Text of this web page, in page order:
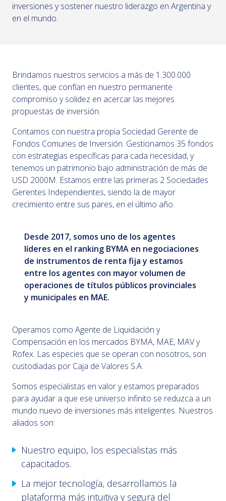
inversiones y sostener nuestro liderazgo en Argentina y
en el mundo.
Brindamos nuestros servicios a más de 1.300.000
clientes, que confían en nuestro permanente
compromiso y solidez en acercar las mejores
propuestas de inversión.
Contamos con nuestra propia Sociedad Gerente de
Fondos Comunes de Inversión. Gestionamos 35 fondos
con estrategias específicas para cada necesidad, y
tenemos un patrimonio bajo administración de más de
USD 2000M. Estamos entre las primeras 2 Sociedades
Gerentes Independientes, siendo la de mayor
crecimiento entre sus pares, en el último año.
Desde 2017, somos uno de los agentes
líderes en el ranking BYMA en negociaciones
de instrumentos de renta fija y estamos
entre los agentes con mayor volumen de
operaciones de títulos públicos provinciales
y municipales en MAE.
Operamos como Agente de Liquidación y
Compensación en los mercados BYMA, MAE, MAV y
Rofex. Las especies que se operan con nosotros, son
custodiadas por Caja de Valores S.A.
Somos especialistas en valor y estamos preparados
para ayudar a que ese universo infinito se reduzca a un
mundo nuevo de inversiones más inteligentes. Nuestros
aliados son:
Nuestro equipo, los especialistas más
capacitados.
La mejor tecnología, desarrollamos la
plataforma más intuitiva y segura del